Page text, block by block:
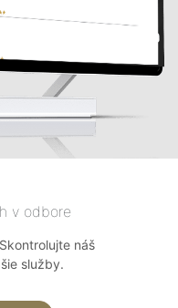
v odbore
náš
služby.